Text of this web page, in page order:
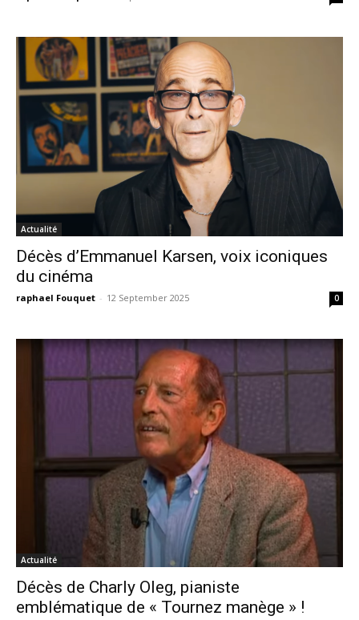
Actualité
Décès d’Emmanuel Karsen, voix iconiques
du cinéma
raphael Fouquet - 12 September 2025 0
Actualité
Décès de Charly Oleg, pianiste
emblématique de « Tournez manège » !